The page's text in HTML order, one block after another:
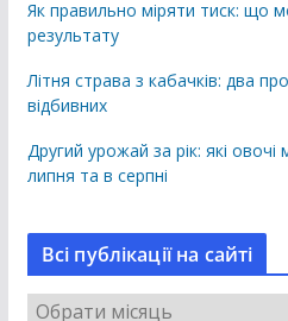
Як правильно міряти тиск: що
результату
Літня страва з кабачків: два
відбивних
Другий урожай за рік: які овочі
липня та в серпні
Всі публікації на сайті
В